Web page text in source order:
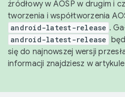
źródłowy w AOSP w drugim i
tworzenia i współtworzenia
android-latest-release .
android-latest-release
się do najnowszej wersji
informacji znajdziesz w artykule